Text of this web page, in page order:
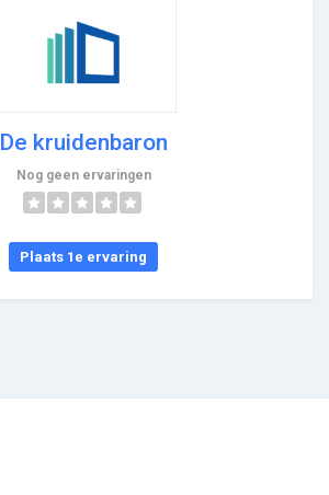
De kruidenbaron
Nog geen ervaringen
Plaats 1e ervaring